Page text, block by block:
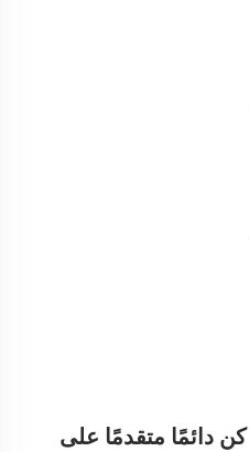
كن دائمًا متقدمًا على